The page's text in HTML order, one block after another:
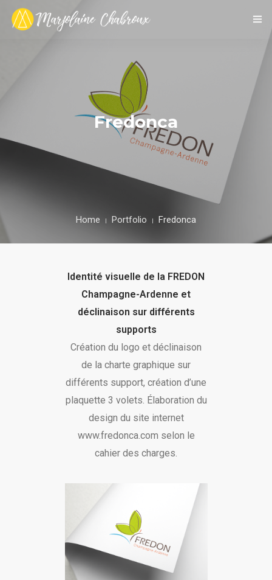
Fredonca
Home Portfolio Fredonca
Identité visuelle de la FREDON
Champagne-Ardenne et
déclinaison sur différents
supports
Création du logo et déclinaison
de la charte graphique sur
différents support, création d’une
plaquette 3 volets. Élaboration du
design du site internet
www.fredonca.com selon le
cahier des charges.